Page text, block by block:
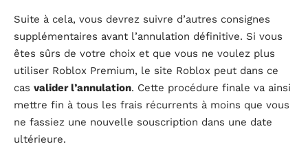
Suite à cela, vous devrez suivre d’autres consignes
supplémentaires avant l’annulation définitive. Si vous
êtes sûrs de votre choix et que vous ne voulez plus
utiliser Roblox Premium, le site Roblox peut dans ce
cas valider l’annulation. Cette procédure finale va ainsi
mettre fin à tous les frais récurrents à moins que vous
ne fassiez une nouvelle souscription dans une date
ultérieure.